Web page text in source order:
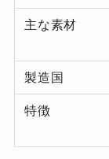
主な素材
製造国
特徴